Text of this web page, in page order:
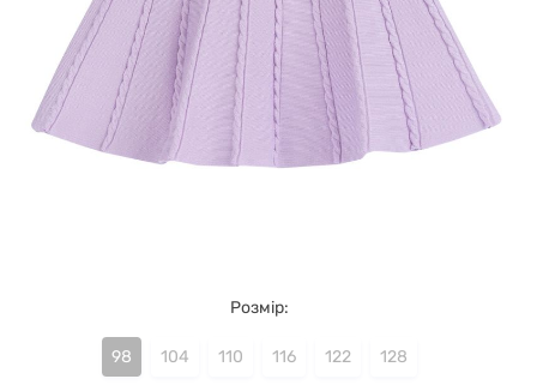
Розмір:
98 104 110 116 122 128